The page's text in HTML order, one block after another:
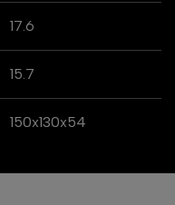
17.6
15.7
150x130x54